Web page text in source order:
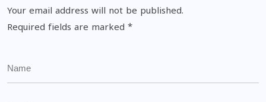
Your email address will not be published.
Required fields are marked *